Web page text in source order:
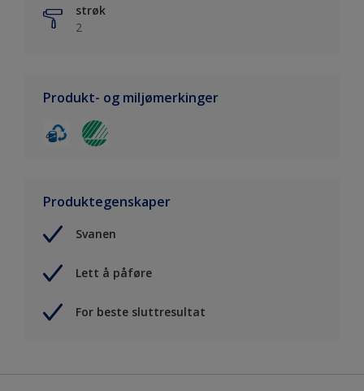
strøk
2
Produkt- og miljømerkinger
Produktegenskaper
Svanen
Lett å påføre
For beste sluttresultat